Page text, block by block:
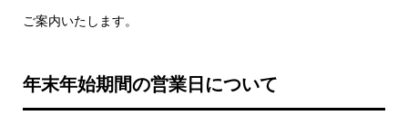
ご案内いたします。
年末年始期間の営業日について